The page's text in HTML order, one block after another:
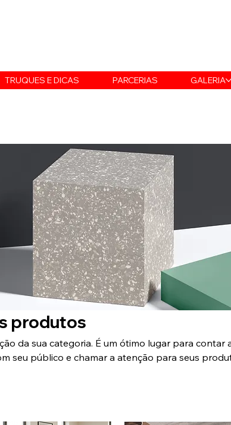
TRUQUES E DICAS PARCERIAS GALERIA
produtos
da sua categoria. É um ótimo lugar para contar
seu público e chamar a atenção para seus